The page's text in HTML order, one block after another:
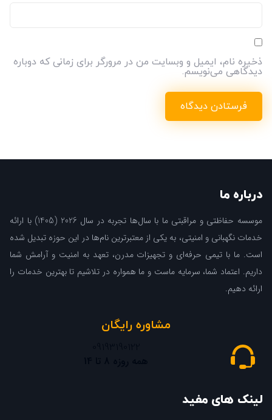
ذخیره نام، ایمیل و وبسایت من در مرورگر برای زمانی که دوباره
دیدگاهی می‌نویسم.
درباره ما
موسسه حفاظتی و مراقبتی ما با سال‌ها تجربه در سال 2026 (1405) با ارائه
خدمات نگهبانی و امنیتی، به یکی از معتبرترین نام‌ها در این حوزه تبدیل شده
است. ما با تیمی حرفه‌ای و تجهیزات مدرن، تعهد به امنیت و آرامش شما
داریم. اعتماد شما، سرمایه ماست و ما همواره در تلاشیم تا بهترین خدمات را
ارائه دهیم.
مشاوره رایگان
لینک های مفید